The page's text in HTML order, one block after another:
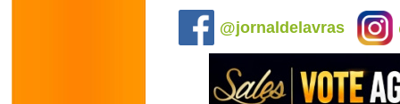
@jornaldelavras